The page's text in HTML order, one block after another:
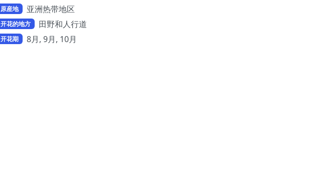
原産地 亚洲热带地区
开花的地方 田野和人行道
开花期 8月, 9月, 10月